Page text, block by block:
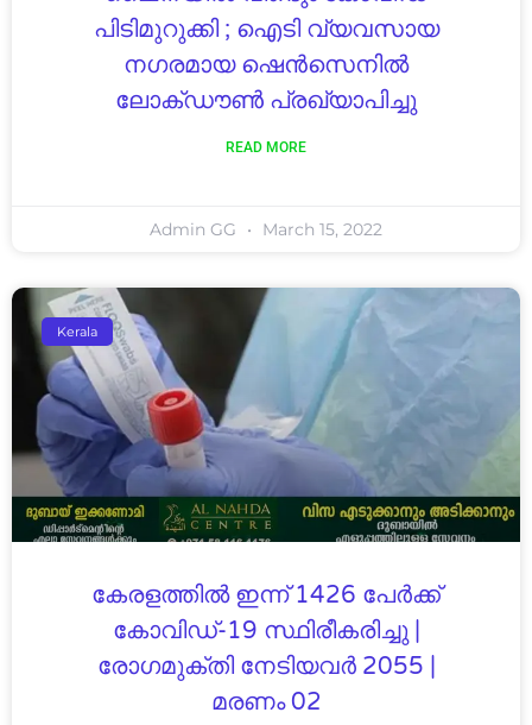
പിടിമുറുക്കി ; ഐടി വ്യവസായ
നഗരമായ ഷെൻസെനിൽ
ലോക്ഡൗൺ പ്രഖ്യാപിച്ചു
READ MORE
Admin GG March 15, 2022
Kerala
കേരളത്തിൽ ഇന്ന് 1426 പേര്‍ക്ക്
കോവിഡ്-19 സ്ഥിരീകരിച്ചു |
രോഗമുക്തി നേടിയവര്‍ 2055 |
മരണം 02